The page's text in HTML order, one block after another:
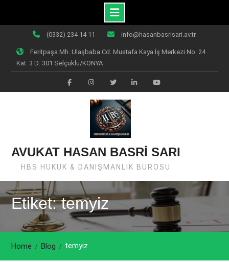
content
(0332) 234 14 11 info@hasanbasrisari.av.tr
Feritpaşa Mh. Ulaşbaba Cd. Mustafa Kaya İş Merkezi No: 24
Kat: 3 D: 301 Selçuklu/KONYA
FacebookInstagramTwiter LinkedinYoutube
AVUKAT HASAN BASRİ SARI
HBS HUKUK & DANIŞMANLIK BÜROSU
Etiket: temyiz
Home Blog temyiz